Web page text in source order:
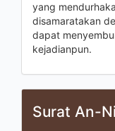
yang
disamaratakan
dapat
kejadianpun.
Surat An-